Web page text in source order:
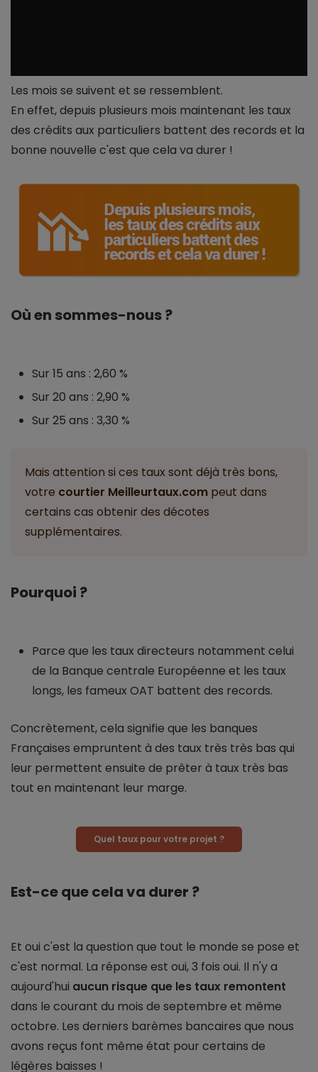
Les mois se suivent et se ressemblent.
En effet, depuis plusieurs mois maintenant les taux
des crédits aux particuliers battent des records et la
bonne nouvelle c'est que cela va durer !
Où en sommes-nous ?
Sur 15 ans : 2,60 %
Sur 20 ans : 2,90 %
Sur 25 ans : 3,30 %
Mais attention si ces taux sont déjà très bons,
votre courtier Meilleurtaux.com peut dans
certains cas obtenir des décotes
supplémentaires.
Pourquoi ?
Parce que les taux directeurs notamment celui
de la Banque centrale Européenne et les taux
longs, les fameux OAT battent des records.
Concrètement, cela signifie que les banques
Françaises empruntent à des taux très très bas qui
leur permettent ensuite de prêter à taux très bas
tout en maintenant leur marge.
Quel taux pour votre projet ?
Est-ce que cela va durer ?
Et oui c'est la question que tout le monde se pose et
c'est normal. La réponse est oui, 3 fois oui. Il n'y a
aujourd'hui aucun risque que les taux remontent
dans le courant du mois de septembre et même
octobre. Les derniers barèmes bancaires que nous
avons reçus font même état pour certains de
légères baisses !